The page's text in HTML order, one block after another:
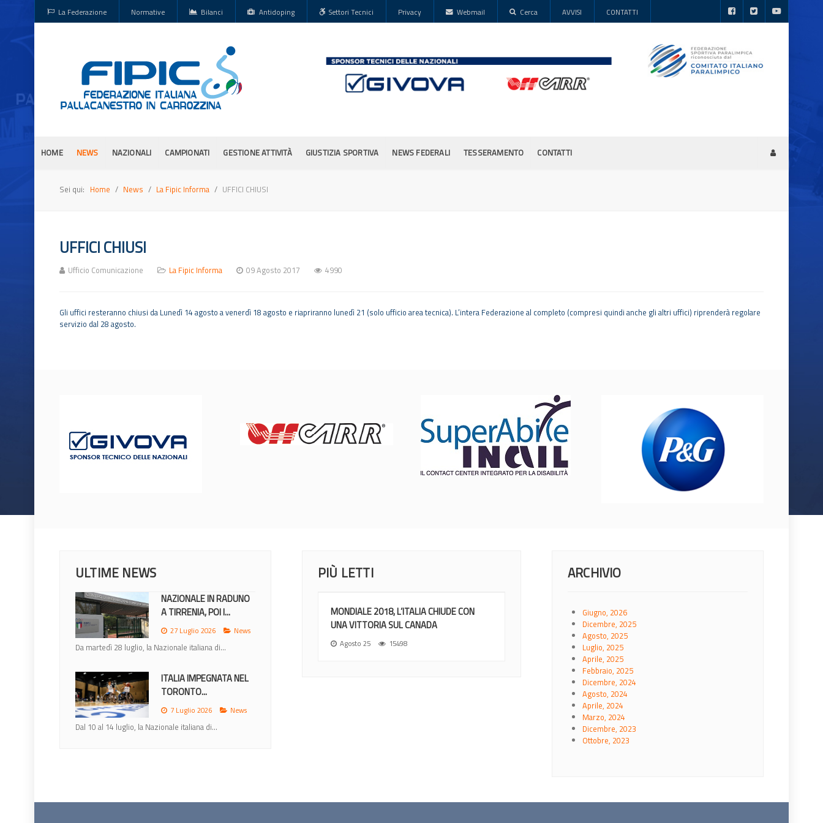
La Federazione Normative Bilanci Antidoping Settori Tecnici Privacy Webmail Cerca AVVISI CONTATTI
HOME NEWS NAZIONALI CAMPIONATI GESTIONE ATTIVITÀ GIUSTIZIA SPORTIVA NEWS FEDERALI TESSERAMENTO CONTATTI
Sei qui: Home News La Fipic Informa UFFICI CHIUSI
UFFICI CHIUSI
Ufficio Comunicazione La Fipic Informa 09 Agosto 2017 4990
Gli uffici resteranno chiusi da Lunedì 14 agosto a venerdì 18 agosto e riapriranno lunedì 21 (solo ufficio area tecnica). L’intera Federazione al completo (compresi quindi anche gli altri uffici) riprenderà regolare
servizio dal 28 agosto.
ULTIME NEWS
NAZIONALE IN RADUNO
A TIRRENIA, POI I...
27 Luglio 2026 News
Da martedì 28 luglio, la Nazionale italiana di...
ITALIA IMPEGNATA NEL
TORONTO...
7 Luglio 2026 News
Dal 10 al 14 luglio, la Nazionale italiana di...
PIÙ LETTI
MONDIALE 2018, L’ITALIA CHIUDE CON
UNA VITTORIA SUL CANADA
Agosto 25 15498
ARCHIVIO
Giugno, 2026
Dicembre, 2025
Agosto, 2025
Luglio, 2025
Aprile, 2025
Febbraio, 2025
Dicembre, 2024
Agosto, 2024
Aprile, 2024
Marzo, 2024
Dicembre, 2023
Ottobre, 2023